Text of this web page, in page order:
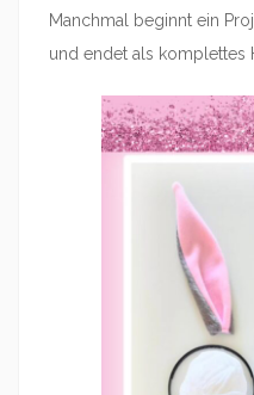
Manchmal beginnt ein
und endet als komplettes